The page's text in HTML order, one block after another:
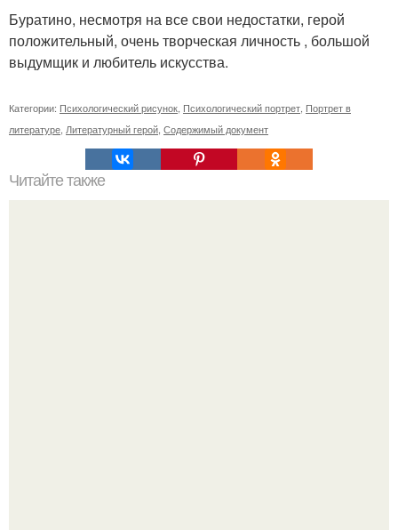
Буратино, несмотря на все свои недостатки, герой
положительный, очень творческая личность , большой
выдумщик и любитель искусства.
Категории: Психологический рисунок Психологический портрет Портрет в
литературе Литературный герой Содержимый документ
Читайте также